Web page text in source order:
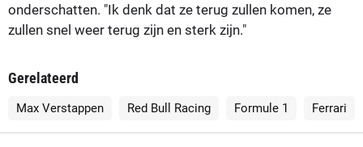
onderschatten. "Ik denk dat ze terug zullen komen, ze
zullen snel weer terug zijn en sterk zijn."
Gerelateerd
Max Verstappen Red Bull Racing Formule 1 Ferrari